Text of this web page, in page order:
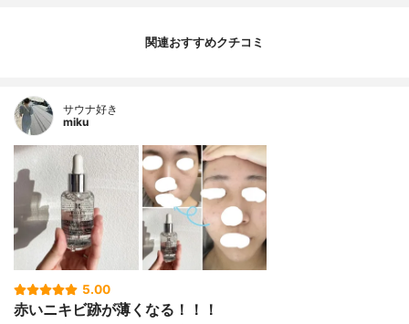
関連おすすめクチコミ
サウナ好き
miku
5.00
赤いニキビ跡が薄くなる！！！